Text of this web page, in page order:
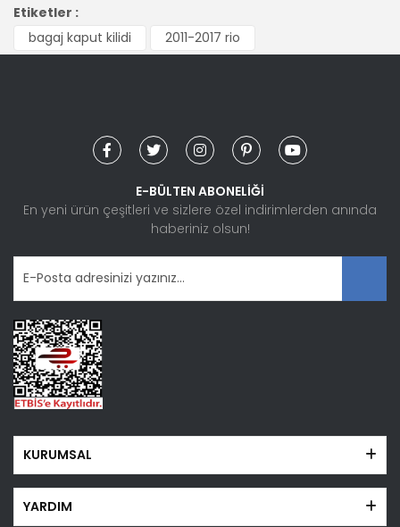
kullanarak tarafımıza iletebilirsiniz.
Görüş ve önerileriniz için teşekkür ederiz.
Ürün fiyatı diğer sitelerden daha pahalı.
Etiketler :
bagaj kaput kilidi
2011-2017 rio
E-BÜLTEN ABONELİĞİ
En yeni ürün çeşitleri ve sizlere özel indirimlerden anında
haberiniz olsun!
KURUMSAL
YARDIM